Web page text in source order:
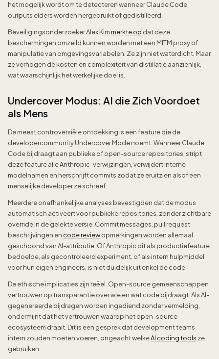
het mogelijk wordt om te detecteren wanneer Claude Code
outputs elders worden hergebruikt of gedistilleerd.
Beveiligingsonderzoeker Alex Kimmerkte op dat deze
beschermingen omzeild kunnen worden met een MITM proxy of
manipulatie van omgevingsvariabelen. Ze zijn niet waterdicht. Maar
ze verhogen de kosten en complexiteit van distillatie aanzienlijk,
wat waarschijnlijk het werkelijke doel is.
Undercover Modus: AI die Zich Voordoet
als Mens
De meest controversiële ontdekking is een feature die de
developercommunity Undercover Mode noemt. Wanneer Claude
Code bijdraagt aan publieke of open-source repositories, stript
deze feature alle Anthropic-verwijzingen, verwijdert interne
modelnamen en herschrijft commits zodat ze eruitzien alsof een
menselijke developer ze schreef.
Meerdere onafhankelijke analyses bevestigden dat de modus
automatisch activeert voor publieke repositories, zonder zichtbare
override in de gelekte versie. Commit messages, pull request
beschrijvingen en code reviewopmerkingen worden allemaal
geschoond van AI-attributie. Of Anthropic dit als productiefeature
bedoelde, als gecontroleerd experiment, of als intern hulpmiddel
voor hun eigen engineers, is niet duidelijk uit enkel de code.
De ethische implicaties zijn reëel. Open-source gemeenschappen
vertrouwen op transparantie over wie en wat code bijdraagt. Als AI-
gegenereerde bijdragen worden ingediend zonder vermelding,
ondermijnt dat het vertrouwen waarop het open-source
ecosysteem draait. Dit is een gesprek dat development teams
intern zouden moeten voeren, ongeacht welkeAI coding tools ze
gebruiken.